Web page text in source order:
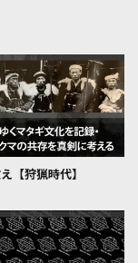
【狩猟時代】